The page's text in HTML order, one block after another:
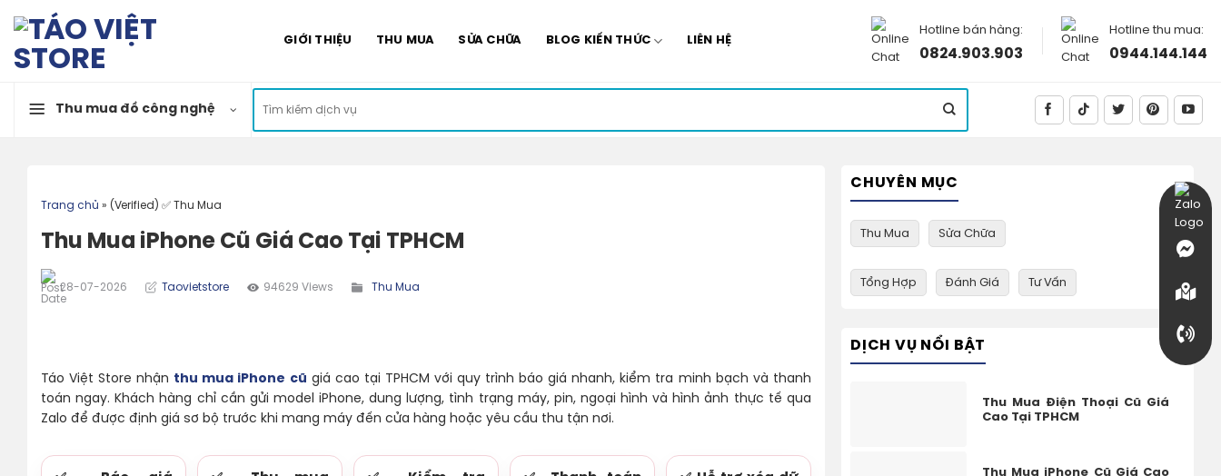
content
GIỚI THIỆU THU MUA SỬA CHỮA BLOG KIẾN THỨC LIÊN HỆ
Hotline bán hàng:
0824.903.903
Hotline thu mua:
0944.144.144
Thu mua đồ công nghệ
kiếm:
Trang chủ » (Verified) ✅ Thu Mua
Thu Mua iPhone Cũ Giá Cao Tại TPHCM
28-07-2026 Taovietstore 94629 Views Thu Mua
Táo Việt Store nhận thu mua iPhone cũ giá cao tại TPHCM với quy trình báo giá nhanh, kiểm tra minh bạch và thanh
toán ngay. Khách hàng chỉ cần gửi model iPhone, dung lượng, tình trạng máy, pin, ngoại hình và hình ảnh thực tế qua
Zalo để được định giá sơ bộ trước khi mang máy đến cửa hàng hoặc yêu cầu thu tận nơi.
CHUYÊN MỤC
Thu Mua Sửa Chữa
Tổng Hợp Đánh Giá Tư Vấn
DỊCH VỤ NỔI BẬT
Thu Mua Điện Thoại Cũ Giá
Cao Tại TPHCM
Thu Mua iPhone Cũ Giá Cao